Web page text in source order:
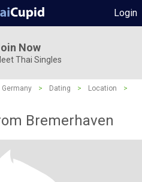
Login
Now
Thai Singles
Germany > Dating > Location
>
Bremerhaven